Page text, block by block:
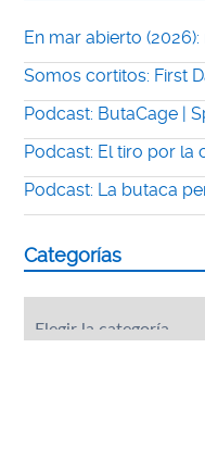
En mar abierto
Somos cortitos: First
Podcast: ButaCage |
Podcast: El tiro por la
Podcast: La butaca
Categorías